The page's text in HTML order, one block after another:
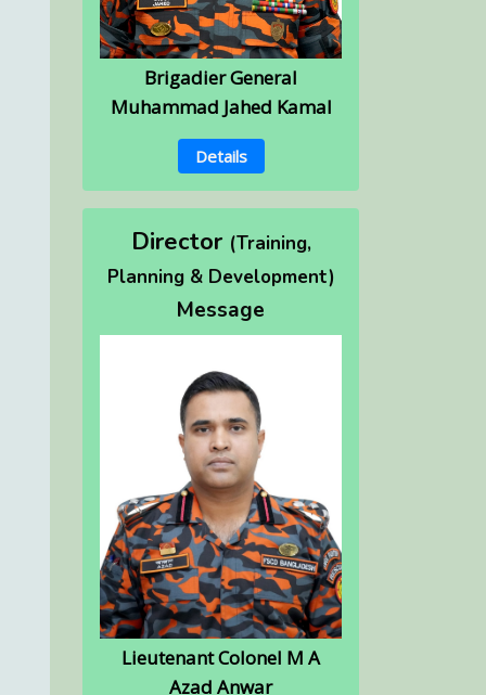
Brigadier General
Muhammad Jahed Kamal
Details
Director (Training,
Planning & Development)
Message
Lieutenant Colonel M A
Azad Anwar